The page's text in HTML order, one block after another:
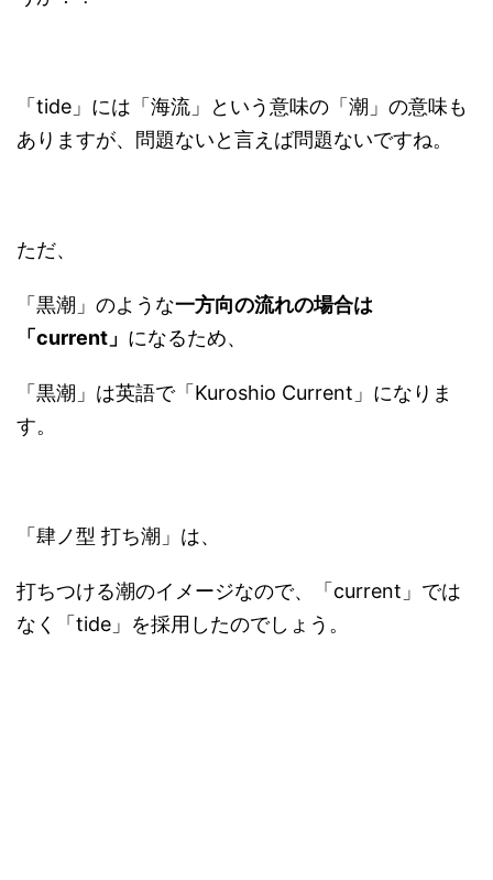
「tide」には「海流」という意味の「潮」の意味も
ありますが、問題ないと言えば問題ないですね。
ただ、
「黒潮」のような一方向の流れの場合は
「current」 になるため、
「黒潮」は英語で「Kuroshio Current」になりま
す。
「肆ノ型 打ち潮」は、
打ちつける潮のイメージなので、「current」では
なく「tide」を採用したのでしょう。